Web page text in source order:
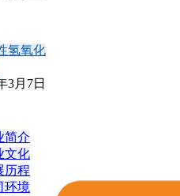
简介
文化
历程
环境
氢氧化
3月7日